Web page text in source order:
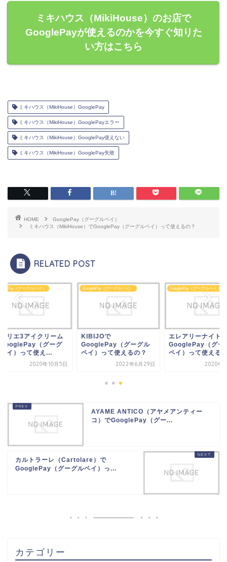
ミキハウス（MikiHouse）のお店で
GooglePayが使えるのかを今すぐ知りた
い方はこちら
ミキハウス（MikiHouse）GooglePay
ミキハウス（MikiHouse）GooglePayエラー
ミキハウス（MikiHouse）GooglePay使えない
ミキハウス（MikiHouse）GooglePay失敗
HOME
GooglePay（グーグルペイ）
ミキハウス（MikiHouse）でGooglePay（グーグルペイ）って使えるの？
RELATED POST
（グーグルペイ）
リエ3アイクリーム
（グーグ
イ）って使え...
2020年10月5日
GooglePay（グーグルペイ）
KIBIJOで
GooglePay（グーグル
ペイ）って使えるの？
2022年6月29日
GooglePay（グーグルペイ）
エレアリーナイトブ
GooglePay（グー
ペイ）って使える...
2020年8
AYAME ANTICO（アヤメアンティー
コ）でGooglePay（グー...
カルトラーレ（Cartolare）で
GooglePay（グーグルペイ）っ...
カテゴリー